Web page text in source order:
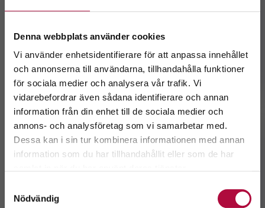
Denna webbplats använder cookies
Vi använder enhetsidentifierare för att anpassa innehållet
och annonserna till användarna, tillhandahålla funktioner
för sociala medier och analysera vår trafik. Vi
vidarebefordrar även sådana identifierare och annan
information från din enhet till de sociala medier och
annons- och analysföretag som vi samarbetar med.
Dessa kan i sin tur kombinera informationen med annan
information som du har tillhandahållit eller som de har
Nödvändig
med giltig ID-handling!
Hur provtagningen går till
Välkommen till
GeBlod.nu